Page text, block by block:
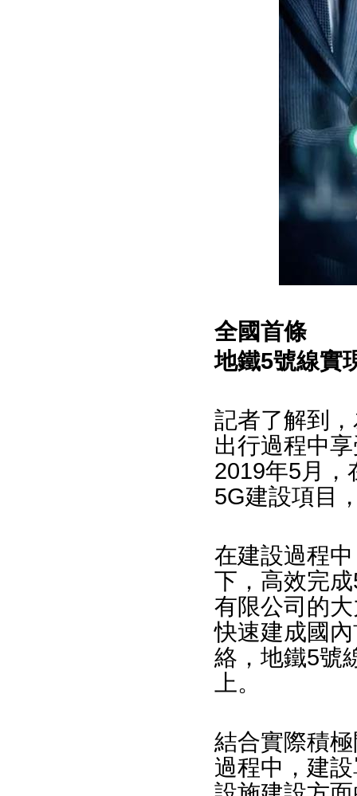
全國首條
地鐵5號線實
記者了解到
出行過程中
2019年5月，
5G建設項目
在建設過程
下，高效完
有限公司的
快速建成國
絡，地鐵5號
上。
結合實際積
過程中，建